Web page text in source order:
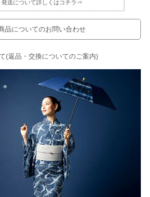
発送について詳しくはコチラ⇒
品についてのお問い合わせ
(返品・交換についてのご案内)